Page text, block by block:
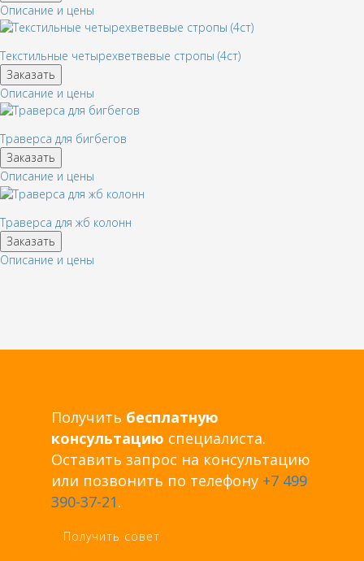
Описание и цены
Текстильные четырехветвевые стропы (4ст)
Заказать
Описание и цены
Траверса для бигбегов
Заказать
Описание и цены
Траверса для жб колонн
Заказать
Описание и цены
Получить бесплатную
консультацию специалиста.
Оставить запрос на консультацию
или позвонить по телефону +7 499
390-37-21.
Получить совет